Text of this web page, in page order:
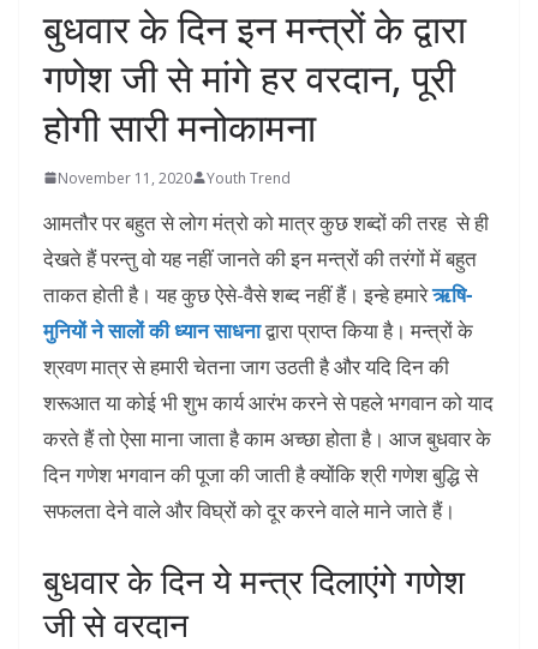
बुधवार के दिन इन मन्त्रों के द्वारा
गणेश जी से मांगे हर वरदान, पूरी
होगी सारी मनोकामना
November 11, 2020 Youth Trend
आमतौर पर बहुत से लोग मंत्रो को मात्र कुछ शब्दों की तरह से ही
देखते हैं परन्तु वो यह नहीं जानते की इन मन्त्रों की तरंगों में बहुत
ताकत होती है। यह कुछ ऐसे-वैसे शब्द नहीं हैं। इन्हे हमारेऋषि-
मुनियों ने सालों की ध्यान साधनाद्वारा प्राप्त किया है। मन्त्रों के
श्रवण मात्र से हमारी चेतना जाग उठती है और यदि दिन की
शरूआत या कोई भी शुभ कार्य आरंभ करने से पहले भगवान को याद
करते हैं तो ऐसा माना जाता है काम अच्छा होता है। आज बुधवार के
दिन गणेश भगवान की पूजा की जाती है क्योंकि श्री गणेश बुद्धि से
सफलता देने वाले और विघ्रों को दूर करने वाले माने जाते हैं।
बुधवार के दिन ये मन्त्र दिलाएंगे गणेश
जी से वरदान